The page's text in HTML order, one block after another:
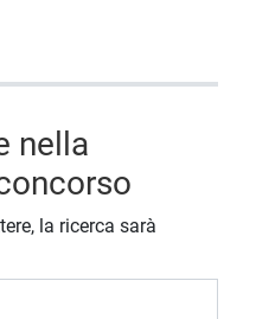
nella
la ricerca sarà